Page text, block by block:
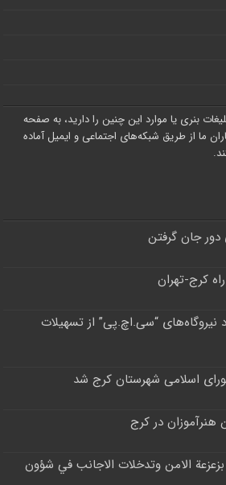
بنری یا موارد این چنین را دارید، به صفحه
ما از طریق شبکه‌های اجتماعی و ایمیل آماده
جان گرفتن
کرج-تهران
نیروگاه‌های “سی.اچ.پی” از تسهیلات
اسلامی شهرستان کرج شد
در کرج
الامن وتدخلات الاجانب في شؤون